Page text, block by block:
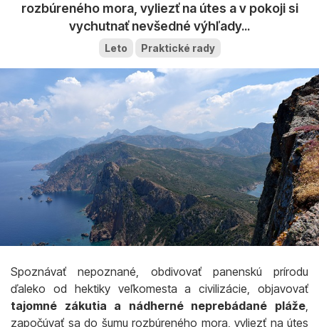
rozbúreného mora, vyliezť na útes a v pokoji si
vychutnať nevšedné výhľady...
Leto Praktické rady
Spoznávať nepoznané, obdivovať panenskú prírodu
ďaleko od hektiky veľkomesta a civilizácie, objavovať
tajomné zákutia a nádherné neprebádané pláže,
započúvať sa do šumu rozbúreného mora, vyliezť na útes